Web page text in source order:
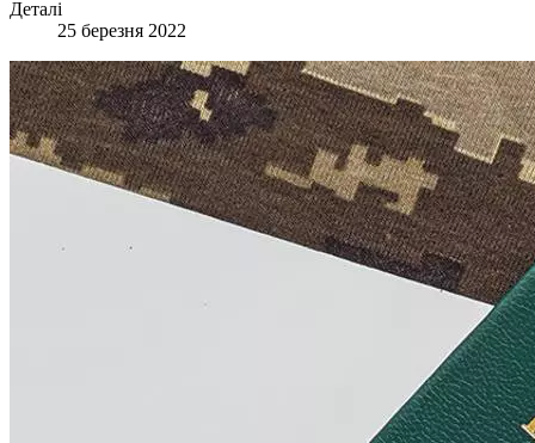
Деталі
25 березня 2022